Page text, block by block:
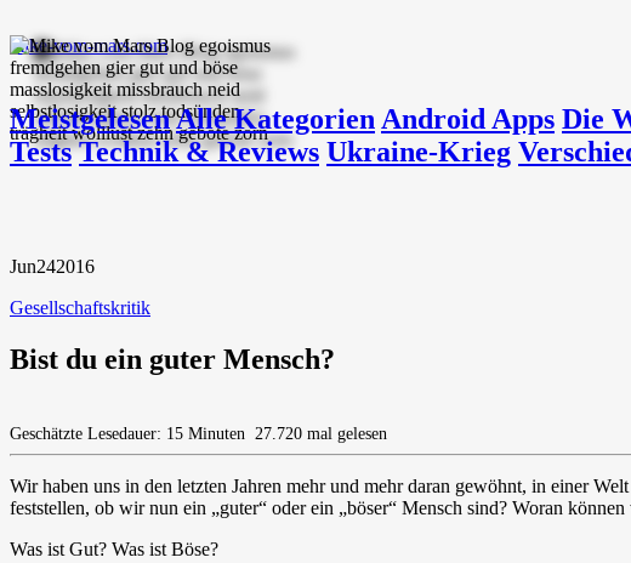
mike-vom-mars.com
MeistgelesenAlle Kategorien Android Apps Die
Tests Technik & Reviews Ukraine-Krieg
Jun242016
Gesellschaftskritik
Bist du ein guter Mensch?
Geschätzte Lesedauer: 15 Minuten 27.720 mal gelesen
Wir haben uns in den letzten Jahren mehr und mehr daran gewöhnt, in einer
feststellen, ob wir nun ein „guter“ oder ein „böser“ Mensch sind? Woran
Was ist Gut? Was ist Böse?